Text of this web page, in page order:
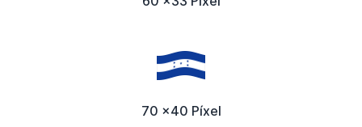
70 x40 Píxel